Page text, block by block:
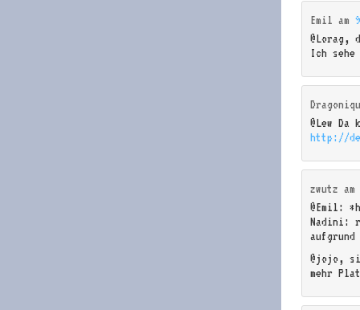
Emil am
@Lorag,
Ich
@Lew
http://
zwutz am
@Emil:
Nadini:
@jojo,
mehr